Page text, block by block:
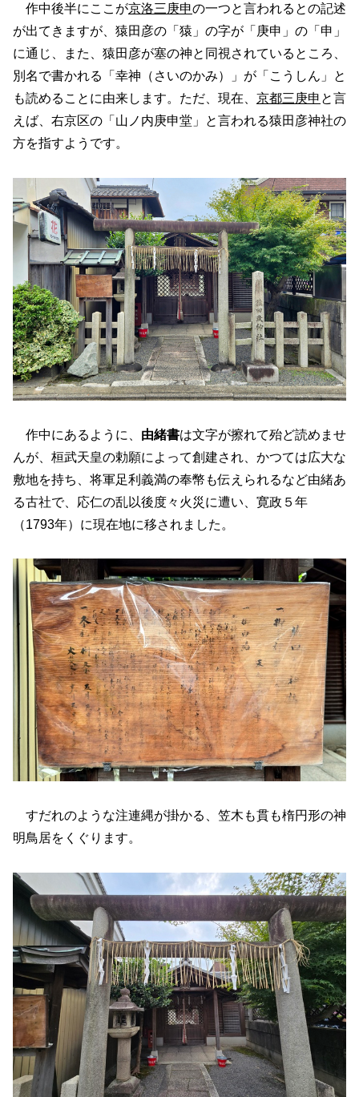
作中後半にここが京洛三庚申の一つと言われるとの記述
が出てきますが、猿田彦の「猿」の字が「庚申」の「申」
に通じ、また、猿田彦が塞の神と同視されているところ、
別名で書かれる「幸神（さいのかみ）」が「こうしん」と
も読めることに由来します。ただ、現在、 京都三庚申 と言
えば、右京区の「山ノ内庚申堂」と言われる猿田彦神社の
方を指すようです。
作中にあるように、 由緒書は文字が擦れて殆ど読めませ
んが、桓武天皇の勅願によって創建され、かつては広大な
敷地を持ち、将軍足利義満の奉幣も伝えられるなど由緒あ
る古社で、応仁の乱以後度々火災に遭い、寛政５年
（1793年）に現在地に移されました。
すだれのような注連縄が掛かる、笠木も貫も楕円形の神
明鳥居をくぐります。